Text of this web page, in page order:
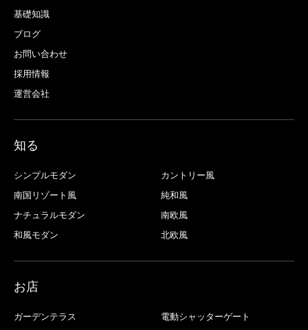
基礎知識
ブログ
お問い合わせ
採用情報
運営会社
知る
シンプルモダン
カントリー風
南国リゾート風
純和風
ナチュラルモダン
南欧風
和風モダン
北欧風
お店
ガーデンテラス 電動シャッターゲート